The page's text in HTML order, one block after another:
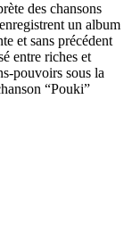
des chansons
un album
et sans précédent
entre riches et
pouvoirs sous la
“Pouki”